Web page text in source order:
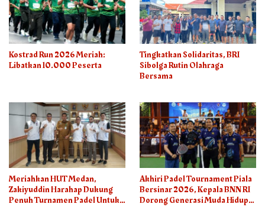
Kostrad Run 2026 Meriah:
Libatkan 10.000 Peserta
Tingkatkan Solidaritas, BRI
Sibolga Rutin Olahraga
Bersama
Meriahkan HUT Medan,
Zakiyuddin Harahap Dukung
Penuh Turnamen Padel Untuk
Akhiri Padel Tournament Piala
Bersinar 2026, Kepala BNN RI
Dorong Generasi Muda Hidup